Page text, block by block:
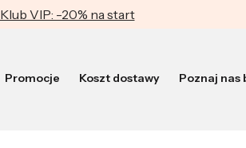
Klub VIP: -20% na start
Promocje Koszt dostawy Poznaj nas